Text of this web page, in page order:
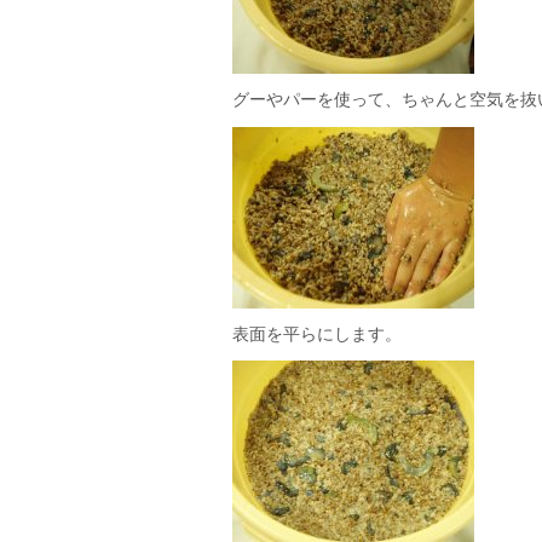
グーやパーを使って、ちゃんと空気を抜
表面を平らにします。